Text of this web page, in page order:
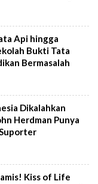
Api hingga
Bukti Tata
Bermasalah
Dikalahkan
Herdman Punya
Kiss of Life